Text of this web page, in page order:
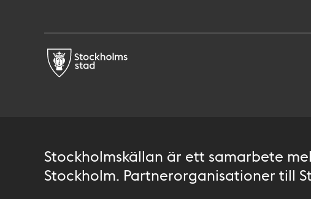
Stockholmskällan är ett samarbete
Stockholm. Partnerorganisationer till